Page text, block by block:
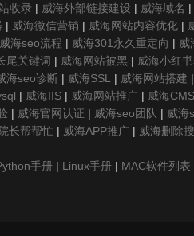
收录 | 威海外部链接建设 | 威海域名 |
| 威海微信营销 | 威海网站内容优化 |
威海seo流程 | 威海301永久重定向 | 威
尾关键词 | 威海网站被黑 | 威海小红
海seo诊断 | 威海SSL | 威海网站搭建 |
| 威海IIS | 威海网站推广 | 威海CMS
| 威海官网认证 | 威海seo团队 | 威海
长帮帮忙 | 威海APP推广 | 威海删除
手册 | Linux手册 | MAC软件列表